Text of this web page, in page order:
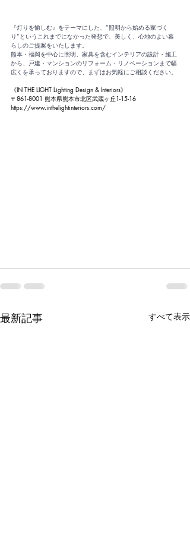
『灯りを愉しむ』をテーマにした、”照明から始める家づく
り”というこれまでになかった発想で、美しく、心地のよい暮
らしのご提案をいたします。
熊本・福岡を中心に照明、家具を含むインテリアの設計・施工
から、戸建・マンションのリフォーム・リノベーションまで幅
広くを承っておりますので、まずはお気軽にご相談ください。
《IN THE LIGHT Lighting Design & Interiors》
〒861-8001 熊本県熊本市北区武蔵ヶ丘1-15-16
https://www.inthelightinteriors.com/
最新記事 すべて表示